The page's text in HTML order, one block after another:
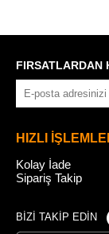
FIRSATLARDAN
HIZLI
Kolay İade
Sipariş Takip
BİZİ TAKİP EDİN